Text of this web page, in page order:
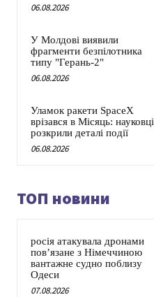
06.08.2026
У Молдові виявили
фрагменти безпілотника
типу "Герань-2"
06.08.2026
Уламок ракети SpaceX
врізався в Місяць: науковці
розкрили деталі події
06.08.2026
ТОП новини
росія атакувала дронами
пов’язане з Німеччиною
вантажне судно поблизу
Одеси
07.08.2026